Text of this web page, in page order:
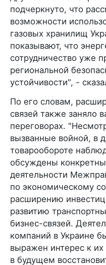
подчеркнуто, что
возможности
газовых хранилищ
показывают, что
сотрудничество уже
региональной
устойчивости", -
По его словам,
связей также заняло
переговорах.
вызванные войной, в
товарообороте
обсуждены
деятельности
по экономическому
расширению
развитию
бизнес-связей.
компаний в Украине
выражен интерес к
в будущем